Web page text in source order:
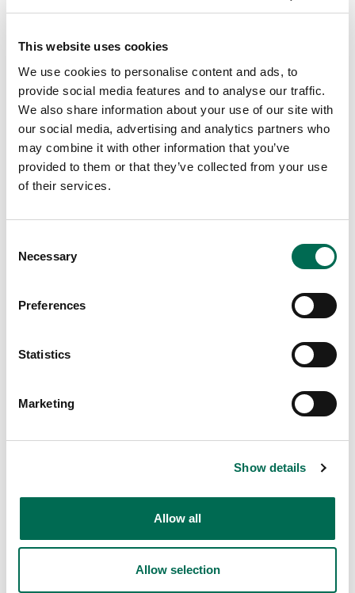
This website uses cookies
We use cookies to personalise content and ads, to
provide social media features and to analyse our traffic.
We also share information about your use of our site with
our social media, advertising and analytics partners who
may combine it with other information that you’ve
provided to them or that they’ve collected from your use
of their services.
Selection
Necessary
Preferences
Statistics
Marketing
Show details
Allow all
Allow selection
Frukt